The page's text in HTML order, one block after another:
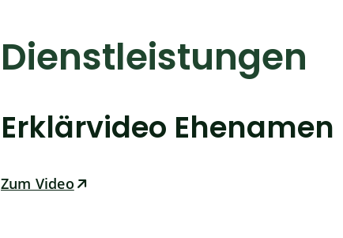
Dienstleistungen
Erklärvideo Ehenamen
Zum Video